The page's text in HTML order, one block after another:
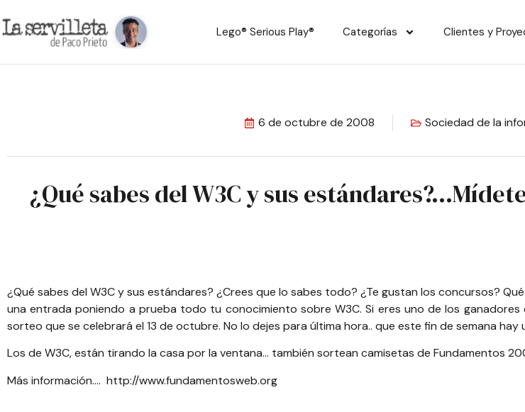
Lego® Serious Play® Categorías Clientes y
6 de octubre de 2008 Sociedad de la
¿Qué sabes del W3C y sus
¿Qué sabes del W3C y sus estándares? ¿Crees que lo sabes todo? ¿Te gustan los concursos? Qué
una entrada poniendo a prueba todo tu conocimiento sobre W3C. Si eres uno de los ganadores
sorteo que se celebrará el 13 de octubre. No lo dejes para última hora.. que este fin de semana hay
Los de W3C, están tirando la casa por la ventana… también sortean camisetas de Fundamentos
Más información…. http://www.fundamentosweb.org